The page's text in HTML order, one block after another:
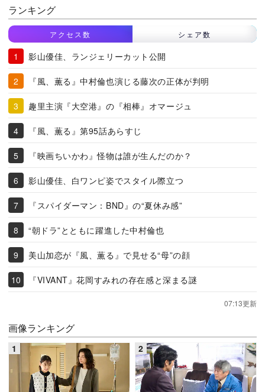
ランキング
アクセス数 シェア数
影山優佳、ランジェリーカット公開
『風、薫る』中村倫也演じる藤次の正体が判明
趣里主演『大空港』の『相棒』オマージュ
『風、薫る』第95話あらすじ
『映画ちいかわ』怪物は誰が生んだのか？
影山優佳、白ワンピ姿でスタイル際立つ
『スパイダーマン：BND』の“夏休み感”
“朝ドラ”とともに躍進した中村倫也
美山加恋が『風、薫る』で見せる“母”の顔
『VIVANT』花岡すみれの存在感と深まる謎
07:13更新
画像ランキング